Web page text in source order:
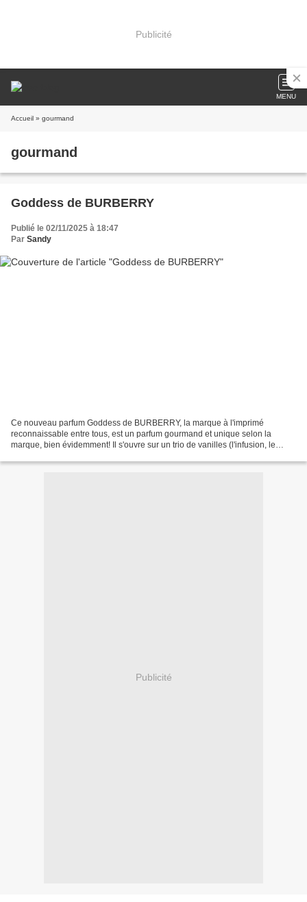
Publicité
MENU
Accueil » gourmand
gourmand
Goddess de BURBERRY
Publié le 02/11/2025 à 18:47
Par Sandy
Ce nouveau parfum Goddess de BURBERRY, la marque à l'imprimé
reconnaissable entre tous, est un parfum gourmand et unique selon la
marque, bien évidemment! Il s'ouvre sur un trio de vanilles (l'infusion, le
Publicité